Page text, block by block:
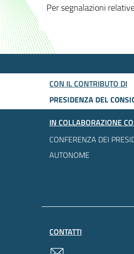
Per segnalazioni
CON IL CONTRIBUTO DI
PRESIDENZA DEL
IN COLLABORAZIONE
CONFERENZA DEI
AUTONOME
CONTATTI